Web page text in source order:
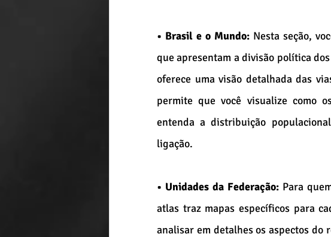
• Brasil e o Mundo: Nesta seção,
que apresentam a divisão política
oferece uma visão detalhada das
permite que você visualize como
entenda a distribuição
ligação.
• Unidades da Federação: Para
atlas traz mapas específicos para
analisar em detalhes os aspectos do